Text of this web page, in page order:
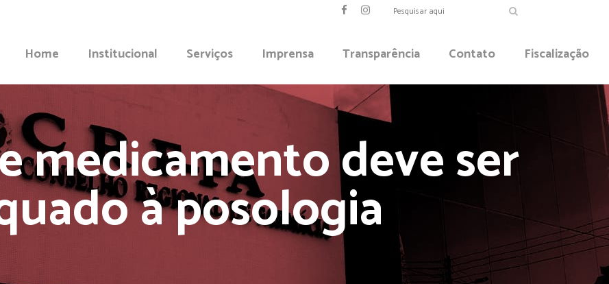
Home Institucional Serviços Imprensa Transparência Contato Fiscalização
medicamento deve ser
à posologia